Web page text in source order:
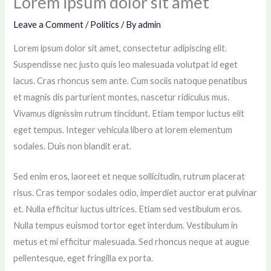
Leave a Comment /Politics / Byadmin
Lorem ipsum dolor sit amet, consectetur adipiscing elit.
Suspendisse nec justo quis leo malesuada volutpat id eget
lacus. Cras rhoncus sem ante. Cum sociis natoque penatibus
et magnis dis parturient montes, nascetur ridiculus mus.
Vivamus dignissim rutrum tincidunt. Etiam tempor luctus elit
eget tempus. Integer vehicula libero at lorem elementum
sodales. Duis non blandit erat.
Sed enim eros, laoreet et neque sollicitudin, rutrum placerat
risus. Cras tempor sodales odio, imperdiet auctor erat pulvinar
et. Nulla efficitur luctus ultrices. Etiam sed vestibulum eros.
Nulla tempus euismod tortor eget interdum. Vestibulum in
metus et mi efficitur malesuada. Sed rhoncus neque at augue
pellentesque, eget fringilla ex porta.